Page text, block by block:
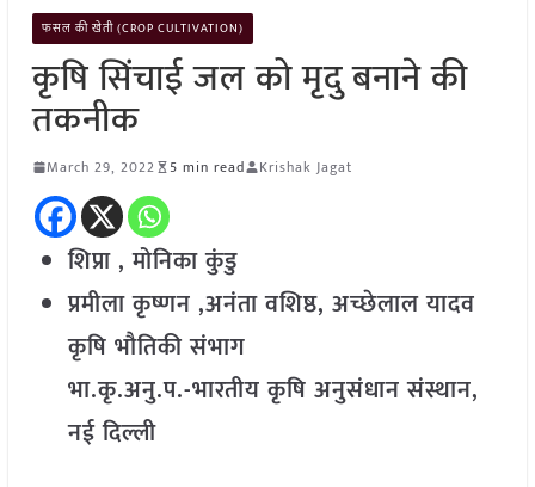
फसल की खेती (CROP CULTIVATION)
कृषि सिंचाई जल को मृदु बनाने की
तकनीक
March 29, 2022 5 min read Krishak Jagat
शिप्रा , मोनिका कुंडु
प्रमीला कृष्णन ,अनंता वशिष्ठ, अच्छेलाल यादव
कृषि भौतिकी संभाग
भा.कृ.अनु.प.-भारतीय कृषि अनुसंधान संस्थान,
नई दिल्ली